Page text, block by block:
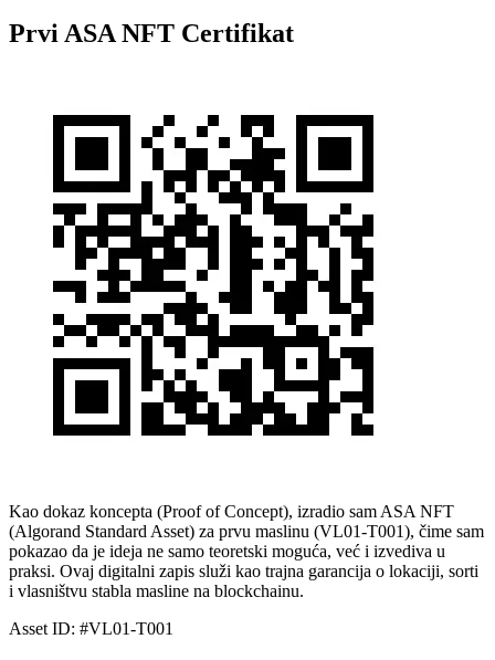
Prvi ASA NFT Certifikat
Kao dokaz koncepta (Proof of Concept), izradio sam ASA NFT
(Algorand Standard Asset) za prvu maslinu (VL01-T001), čime sam
pokazao da je ideja ne samo teoretski moguća, već i izvediva u
praksi. Ovaj digitalni zapis služi kao trajna garancija o lokaciji, sorti
i vlasništvu stabla masline na blockchainu.
Asset ID: #VL01-T001